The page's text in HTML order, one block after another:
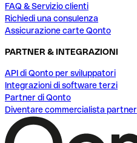
FAQ & Servizio clienti
Richiedi una consulenza
Assicurazione carte Qonto
PARTNER & INTEGRAZIONI
API di Qonto per sviluppatori
Integrazioni di software terzi
Partner di Qonto
Diventare commercialista partner